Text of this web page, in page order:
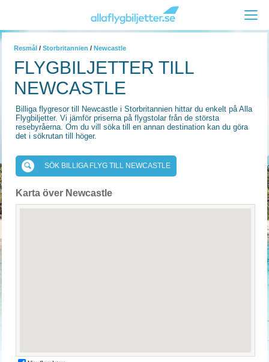
Resmål / Storbritannien / Newcastle
FLYGBILJETTER TILL
NEWCASTLE
Billiga flygresor till Newcastle i Storbritannien hittar du enkelt på Alla
Flygbiljetter. Vi jämför priserna på flygstolar från de största
resebyråerna. Om du vill söka till en annan destination kan du göra
det i sökrutan till höger.
SÖK BILLIGA FLYG TILL NEWCASTLE
Karta över Newcastle